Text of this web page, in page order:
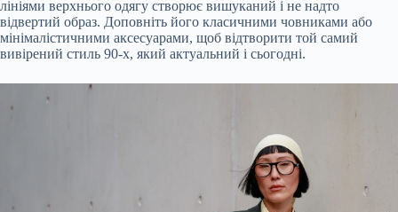
лініями верхнього одягу створює вишуканий і не надто
відвертий образ. Доповніть його класичними човниками або
мінімалістичними аксесуарами, щоб відтворити той самий
вивірений стиль 90-х, який актуальний і сьогодні.